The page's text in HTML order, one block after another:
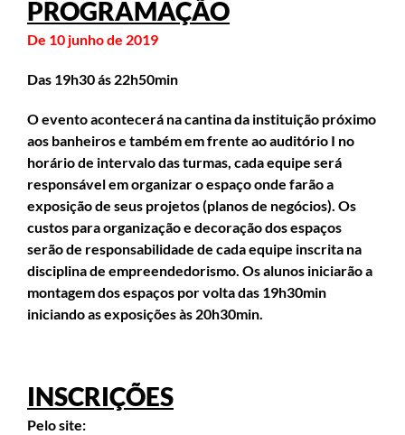
PROGRAMAÇÃO
De 10 junho de 2019
Das 19h30 ás 22h50min
O evento acontecerá na cantina da instituição próximo
aos banheiros e também em frente ao auditório I no
horário de intervalo das turmas, cada equipe será
responsável em organizar o espaço onde farão a
exposição de seus projetos (planos de negócios). Os
custos para organização e decoração dos espaços
serão de responsabilidade de cada equipe inscrita na
disciplina de empreendedorismo. Os alunos iniciarão a
montagem dos espaços por volta das 19h30min
iniciando as exposições às 20h30min.
INSCRIÇÕES
Pelo site: